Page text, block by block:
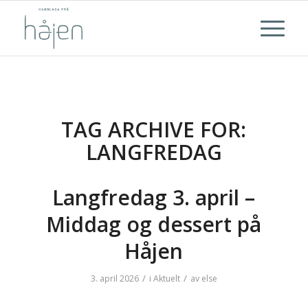
TAG ARCHIVE FOR:
LANGFREDAG
Langfredag 3. april –
Middag og dessert på
Håjen
3. april 2026 / i Aktuelt / av else